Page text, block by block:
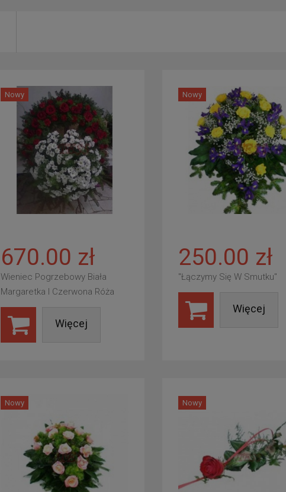
Nowy
670.00 zł
Wieniec Pogrzebowy Biała
Margaretka I Czerwona Róża
Więcej
Nowy
250.00 zł
"Łączymy Się W Smutku"
Więcej
Nowy Nowy